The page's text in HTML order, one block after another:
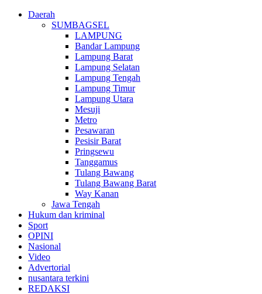
Daerah
SUMBAGSEL
LAMPUNG
Bandar Lampung
Lampung Barat
Lampung Selatan
Lampung Tengah
Lampung Timur
Lampung Utara
Mesuji
Metro
Pesawaran
Pesisir Barat
Pringsewu
Tanggamus
Tulang Bawang
Tulang Bawang Barat
Way Kanan
Jawa Tengah
Hukum dan kriminal
Sport
OPINI
Nasional
Video
Advertorial
nusantara terkini
REDAKSI